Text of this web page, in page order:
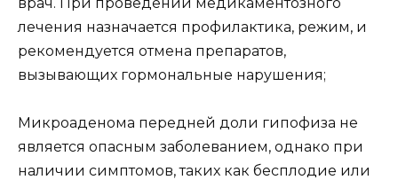
лечения назначается профилактика, режим, и
рекомендуется отмена препаратов,
вызывающих гормональные нарушения;
Микроаденома передней доли гипофиза не
является опасным заболеванием, однако при
наличии симптомов, таких как бесплодие или